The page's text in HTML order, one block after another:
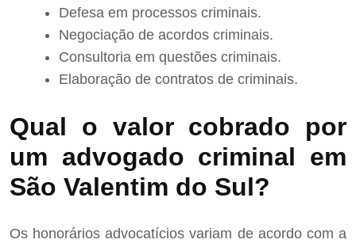
Defesa em processos criminais.
Negociação de acordos criminais.
Consultoria em questões criminais.
Elaboração de contratos de criminais.
Qual o valor cobrado por
um advogado criminal em
São Valentim do Sul?
Os honorários advocatícios variam de acordo com a